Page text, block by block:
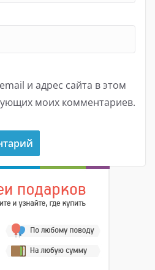
и адрес сайта в этом
моих комментариев.